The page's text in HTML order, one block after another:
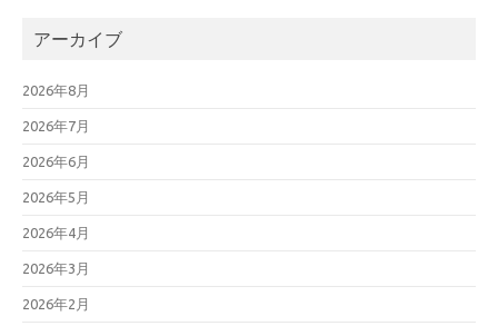
アーカイブ
2026年8月
2026年7月
2026年6月
2026年5月
2026年4月
2026年3月
2026年2月